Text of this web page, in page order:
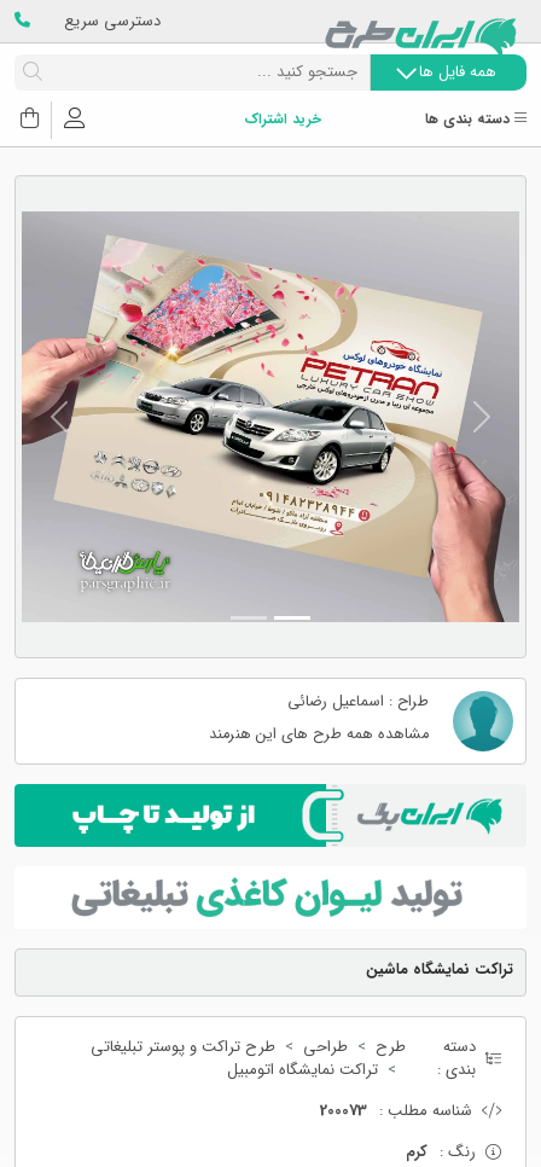
دسترسی سریع
همه فایل ها
دسته بندی ها خرید اشتراک
تراکت نمایشگاه ماشین
دسته
بندی :
طرح طراحی
طرح تراکت و پوستر تبلیغاتی
تراکت نمایشگاه اتومبیل
شناسه مطلب : 200073
رنگ : کرم
Previous
Next
طراح : اسماعیل رضائی
مشاهده همه طرح های این هنرمند